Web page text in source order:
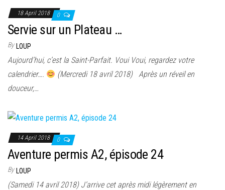
18 April 2018 0
Servie sur un Plateau …
By LOUP
Aujourd’hui, c’est la Saint-Parfait. Voui Voui, regardez votre
calendrier….
(Mercredi 18 avril 2018) Après un réveil en
douceur,…
14 April 2018 0
Aventure permis A2, épisode 24
By LOUP
(Samedi 14 avril 2018) J’arrive cet après midi légèrement en